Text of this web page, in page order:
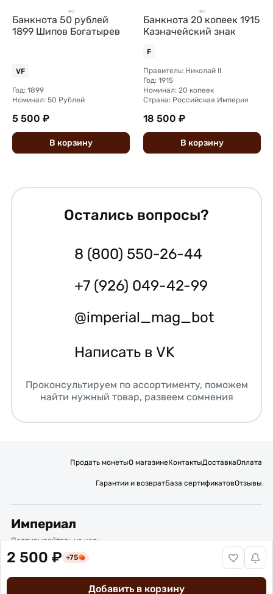
2 500 ₽ +75
Добавить в корзину
Банкнота 50 рублей
1899 Шипов Богатырев
VF
Год: 1899
Номинал: 50 Рублей
5 500 ₽
В корзину
Банкнота 20 копеек 1915
Казначейский знак
F
Правитель: Николай II
Год: 1915
Номинал: 20 копеек
Страна: Российская Империя
18 500 ₽
В корзину
Остались вопросы?
8 (800) 550-26-44
+7 (926) 049-42-99
@imperial_mag_bot
Написать в VK
Проконсультируем по ассортименту, поможем
найти нужный товар, развеем сомнения
Продать монетыО магазинеКонтактыДоставкаОплата
Гарантии и возвратБаза сертификатовОтзывы
Империал
Подписывайтесь на нас:
Вакансии
Политика обработки персональных данных